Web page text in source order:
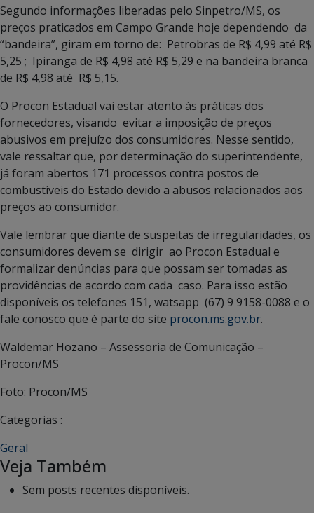
Segundo informações liberadas pelo Sinpetro/MS, os
preços praticados em Campo Grande hoje dependendo da
“bandeira”, giram em torno de: Petrobras de R$ 4,99 até R$
5,25 ; Ipiranga de R$ 4,98 até R$ 5,29 e na bandeira branca
de R$ 4,98 até R$ 5,15.
O Procon Estadual vai estar atento às práticas dos
fornecedores, visando evitar a imposição de preços
abusivos em prejuízo dos consumidores. Nesse sentido,
vale ressaltar que, por determinação do superintendente,
já foram abertos 171 processos contra postos de
combustíveis do Estado devido a abusos relacionados aos
preços ao consumidor.
Vale lembrar que diante de suspeitas de irregularidades, os
consumidores devem se dirigir ao Procon Estadual e
formalizar denúncias para que possam ser tomadas as
providências de acordo com cada caso. Para isso estão
disponíveis os telefones 151, watsapp (67) 9 9158-0088 e o
fale conosco que é parte do site procon.ms.gov.br.
Waldemar Hozano – Assessoria de Comunicação –
Procon/MS
Foto: Procon/MS
Categorias :
Geral
Veja Também
Sem posts recentes disponíveis.